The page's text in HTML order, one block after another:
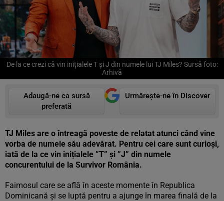
De la ce crezi că vin inițialele T și J din numele lui TJ Miles? Sursă foto:
Arhivă
Adaugă-ne ca sursă
preferată
Urmărește-ne în Discover
TJ Miles are o întreagă poveste de relatat atunci când vine
vorba de numele său adevărat. Pentru cei care sunt curioși,
iată de la ce vin inițialele ”T” și ”J” din numele
concurentului de la Survivor România.
Faimosul care se află în aceste momente în Republica
Dominicană și se luptă pentru a ajunge în marea finală de la